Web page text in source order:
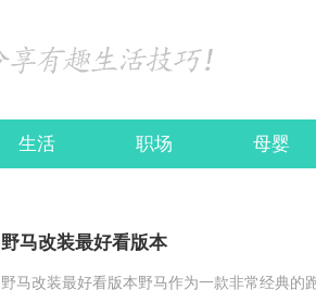
生活 职场 母婴
野马改装最好看版本
野马改装最好看版本野马作为一款非常经典的